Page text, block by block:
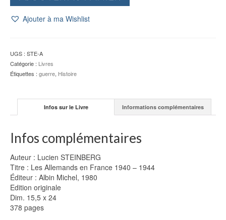
Allemands
1940
-
1944
STEINBERG
Ajouter à ma Wishlist
UGS : STE-A
Catégorie : Livres
Étiquettes : guerre, Histoire
Infos sur le Livre Informations complémentaires
Infos complémentaires
Auteur : Lucien STEINBERG
Titre : Les Allemands en France 1940 – 1944
Éditeur : Albin Michel, 1980
Edition originale
Dim. 15,5 x 24
378 pages